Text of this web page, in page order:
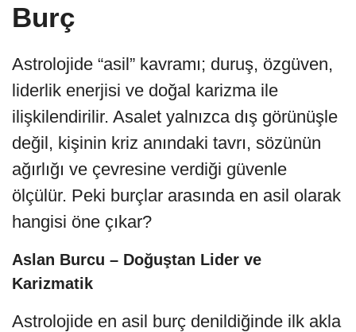
Burç
Astrolojide “asil” kavramı; duruş, özgüven,
liderlik enerjisi ve doğal karizma ile
ilişkilendirilir. Asalet yalnızca dış görünüşle
değil, kişinin kriz anındaki tavrı, sözünün
ağırlığı ve çevresine verdiği güvenle
ölçülür. Peki burçlar arasında en asil olarak
hangisi öne çıkar?
Aslan Burcu – Doğuştan Lider ve
Karizmatik
Astrolojide en asil burç denildiğinde ilk akla